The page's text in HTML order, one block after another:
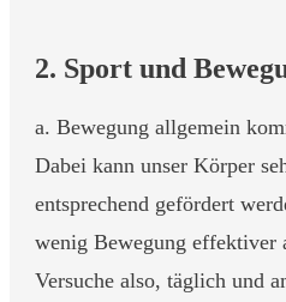
2. Sport und
a. Bewegung allgemein
Dabei kann unser Körper
entsprechend gefördert
wenig Bewegung effektiver
Versuche also, täglich und